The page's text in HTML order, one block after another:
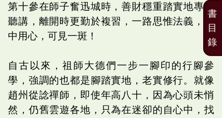
第十參在師子奮迅城時，善財穩重踏實地專心
聽講，離開時更勤於複習，一路思惟法義，其
中用心，可見一斑！
自古以來，祖師大德們一步一腳印的行腳參
學，強調的也都是腳踏實地，老實修行。就像
趙州從諗禪師，即使年高八十，因為心頭未悄
然，仍舊雲遊各地，只為在迷卻的自心中，找
書
目
錄